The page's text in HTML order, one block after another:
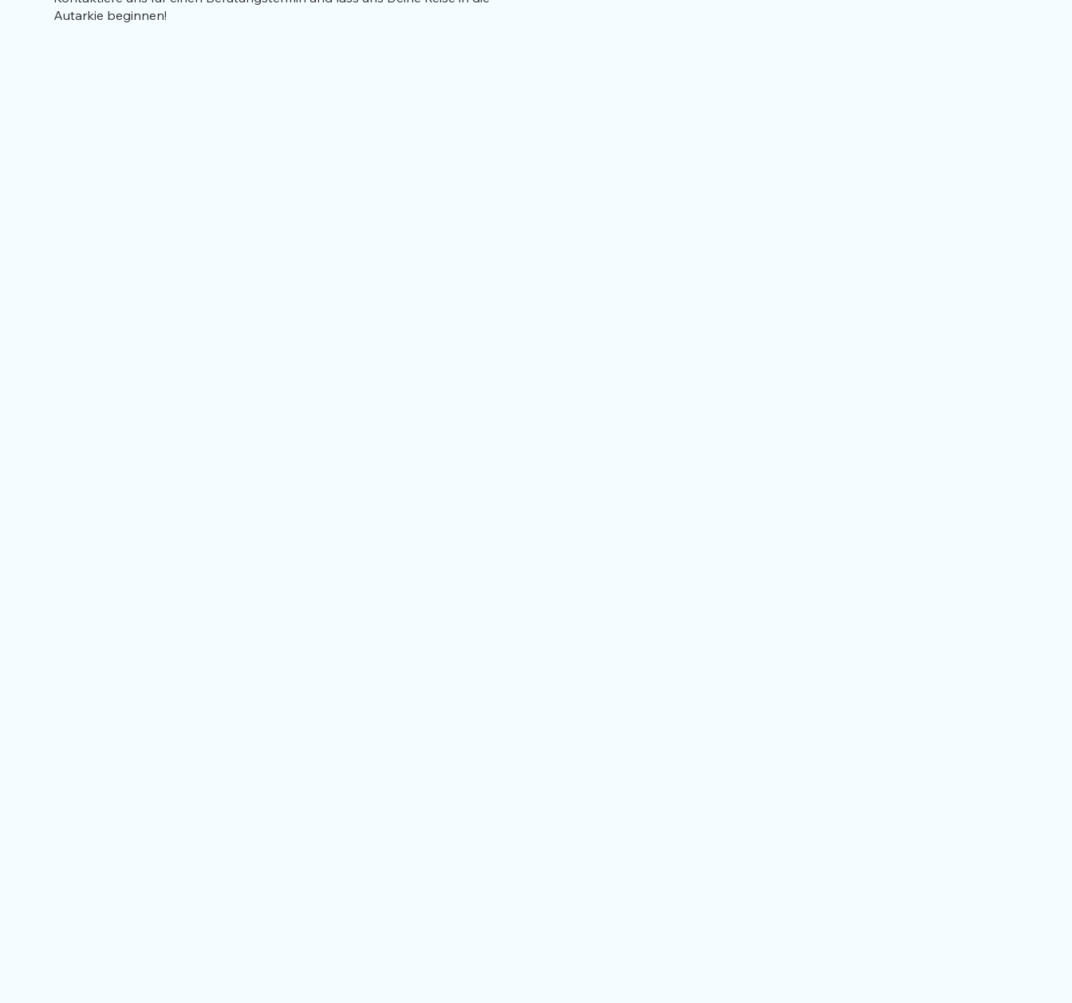
Autarkie beginnen!